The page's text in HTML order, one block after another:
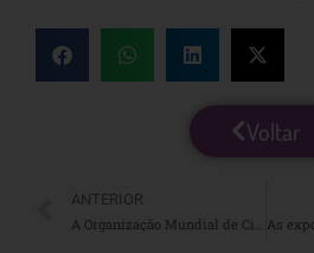
Voltar
ANTERIOR
A Organização Mundial de Citricultura prevê queda na produção de cítricos no Hemisfério Norte em 2026